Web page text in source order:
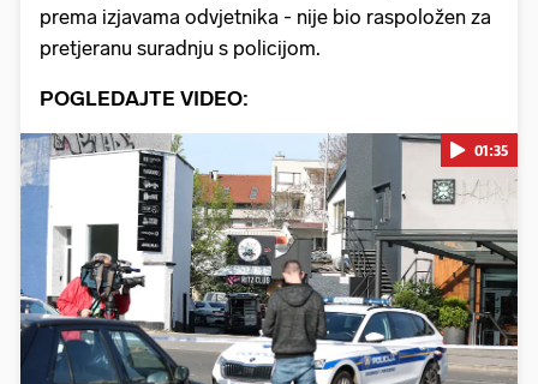
prema izjavama odvjetnika - nije bio raspoložen za
pretjeranu suradnju s policijom.
POGLEDAJTE VIDEO:
Pokretanje videa...
01:35